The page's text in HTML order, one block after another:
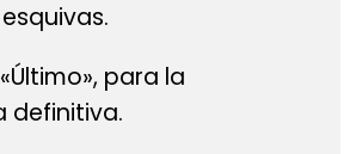
para la
definitiva.